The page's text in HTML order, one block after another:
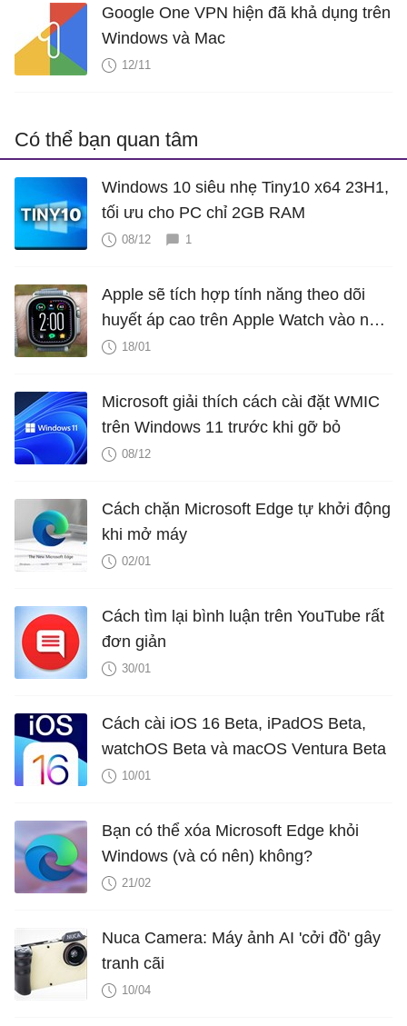
Google One VPN hiện đã khả dụng trên
Windows và Mac
12/11
Có thể bạn quan tâm
Windows 10 siêu nhẹ Tiny10 x64 23H1,
tối ưu cho PC chỉ 2GB RAM
08/12 1
Apple sẽ tích hợp tính năng theo dõi
huyết áp cao trên Apple Watch vào năm
2025?
18/01
Microsoft giải thích cách cài đặt WMIC
trên Windows 11 trước khi gỡ bỏ
08/12
Cách chặn Microsoft Edge tự khởi động
khi mở máy
02/01
Cách tìm lại bình luận trên YouTube rất
đơn giản
30/01
Cách cài iOS 16 Beta, iPadOS Beta,
watchOS Beta và macOS Ventura Beta
10/01
Bạn có thể xóa Microsoft Edge khỏi
Windows (và có nên) không?
21/02
Nuca Camera: Máy ảnh AI 'cởi đồ' gây
tranh cãi
10/04